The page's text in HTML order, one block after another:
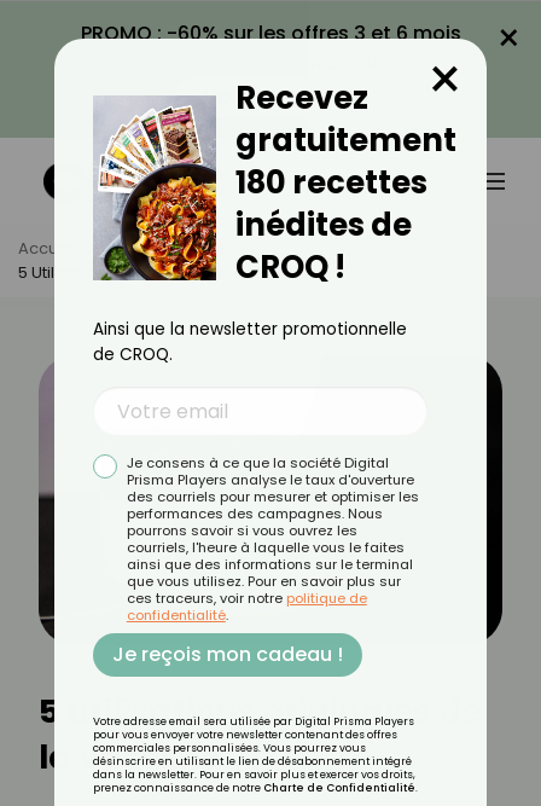
PROMO : -60% sur les offres 3 et 6 mois
VOIR LA PROMO
×
Accueil Actus
Santé
5 Utilisations Originales De La Vaseline
5 utilisations originales de
la vaseline
Recevez
gratuitement
180 recettes
inédites de
CROQ !
×
Ainsi que la newsletter promotionnelle
de CROQ.
Je consens à ce que la société Digital
Prisma Players analyse le taux d'ouverture
des courriels pour mesurer et optimiser les
performances des campagnes. Nous
pourrons savoir si vous ouvrez les
courriels, l'heure à laquelle vous le faites
ainsi que des informations sur le terminal
que vous utilisez. Pour en savoir plus sur
ces traceurs, voir notre politique de
confidentialité.
Je reçois mon cadeau !
Votre adresse email sera utilisée par Digital Prisma Players
pour vous envoyer votre newsletter contenant des offres
commerciales personnalisées. Vous pourrez vous
désinscrire en utilisant le lien de désabonnement intégré
dans la newsletter. Pour en savoir plus et exercer vos droits,
prenez connaissance de notre Charte de Confidentialité.